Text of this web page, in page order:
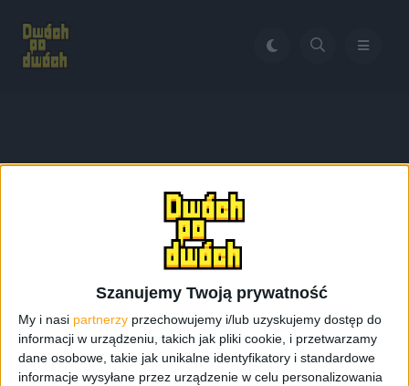
Szanujemy Twoją prywatność
My i nasi partnerzy przechowujemy i/lub uzyskujemy dostęp do
informacji w urządzeniu, takich jak pliki cookie, i przetwarzamy
dane osobowe, takie jak unikalne identyfikatory i standardowe
informacje wysyłane przez urządzenie w celu personalizowania
Galaxy Tab 3 z 3G